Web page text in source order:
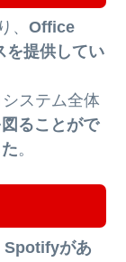
、Office
を提供してい
ステム全体
ることがで
。
Spotifyがあ